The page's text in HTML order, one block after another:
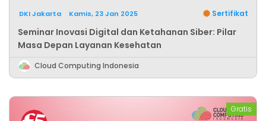
DKI Jakarta Kamis, 23 Jan 2025 Sertifikat
Seminar Inovasi Digital dan Ketahanan Siber: Pilar
Masa Depan Layanan Kesehatan
Cloud Computing Indonesia
Gratis